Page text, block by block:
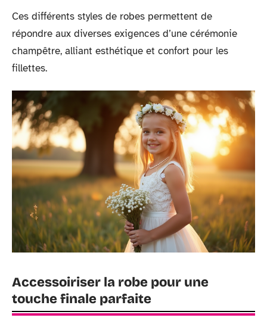
Ces différents styles de robes permettent de
répondre aux diverses exigences d’une cérémonie
champêtre, alliant esthétique et confort pour les
fillettes.
Accessoiriser la robe pour une
touche finale parfaite